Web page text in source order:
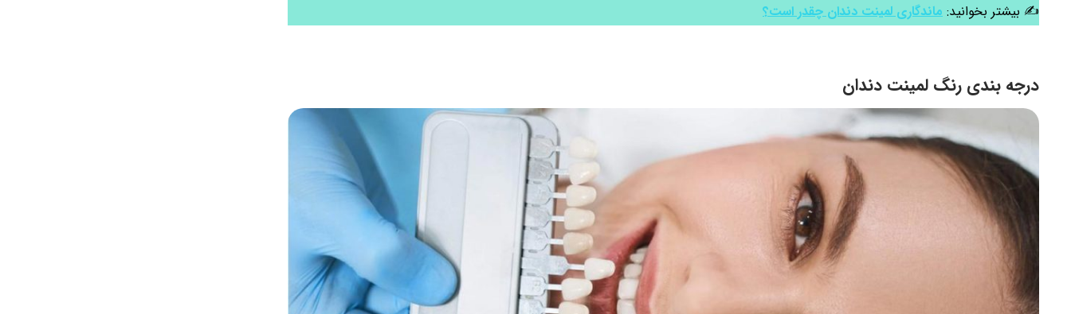
✍ بیشتر بخوانید: ماندگاری لمینت دندان چقدر است؟
درجه بندی رنگ لمینت دندان